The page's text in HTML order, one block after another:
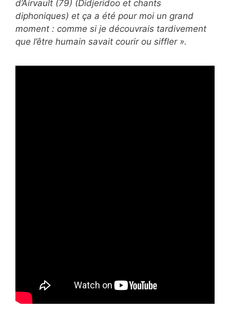
d’Airvault (79) (Didjeridoo et chants
diphoniques) et ça a été pour moi un grand
moment : comme si je découvrais tardivement
que l’être humain savait courir ou siffler ».